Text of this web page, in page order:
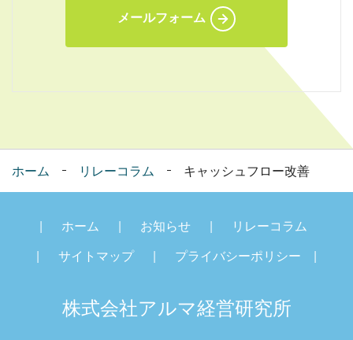
メールフォーム
ホーム リレーコラム キャッシュフロー改善
ホーム お知らせ
リレーコラム
サイトマップ
プライバシーポリシー
株式会社アルマ経営研究所